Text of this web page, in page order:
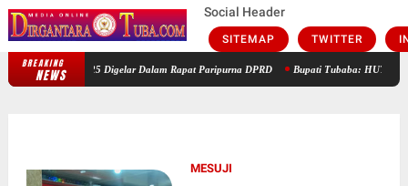
Social Header
SITEMAP TWITTER
BREAKING
NEWS Bupati Mesuji Penyampaian LKPJ Tahun Anggaran 2025 Digelar Dalam
MESUJI